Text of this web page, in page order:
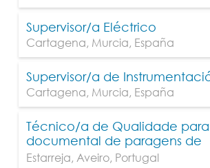
Supervisor/a Eléctrico
Cartagena, Murcia, España
Supervisor/a de
Cartagena, Murcia, España
Técnico/a de Qualidade
documental de paragens de
manutenção industriais
Estarreja, Aveiro, Portugal